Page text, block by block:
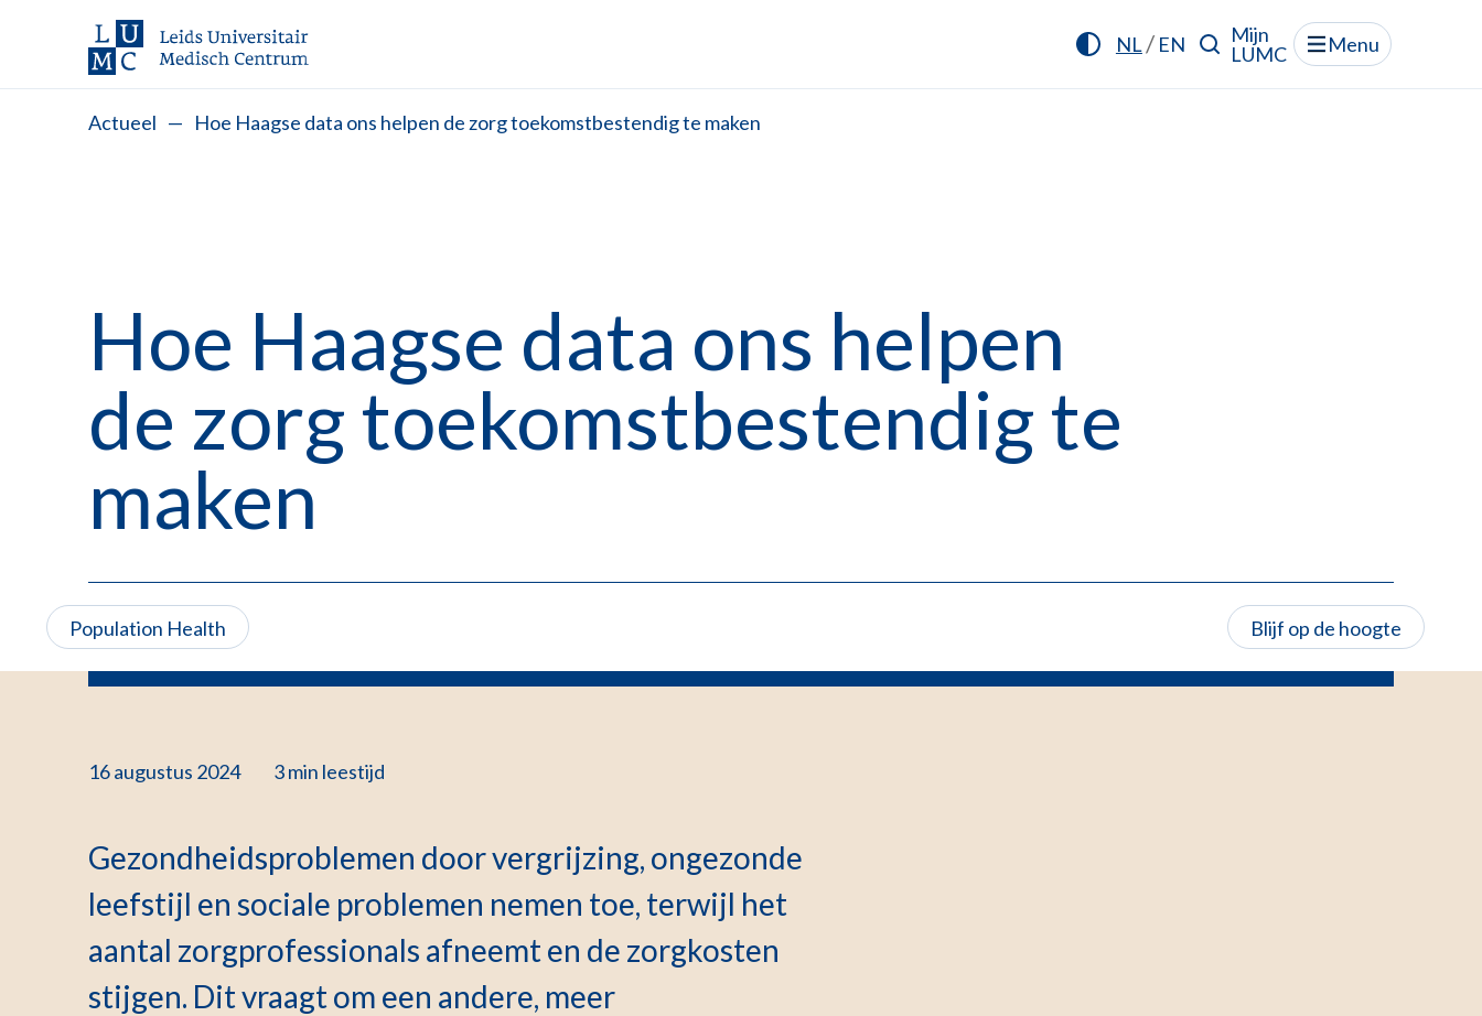
NL/ EN
Mijn
LUMC
Menu
Actueel — Hoe Haagse data ons helpen de zorg toekomstbestendig te maken
Hoe Haagse data ons helpen
de zorg toekomstbestendig te
maken
Population Health Blijf op de hoogte
16 augustus 2024 3 min leestijd
Gezondheidsproblemen door vergrijzing, ongezonde
leefstijl en sociale problemen nemen toe, terwijl het
aantal zorgprofessionals afneemt en de zorgkosten
stijgen. Dit vraagt om een andere, meer